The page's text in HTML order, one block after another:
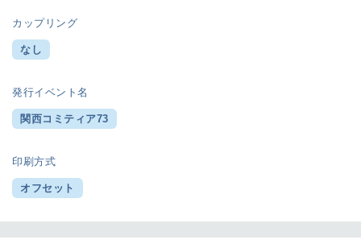
カップリング
なし
発行イベント名
関西コミティア73
印刷方式
オフセット